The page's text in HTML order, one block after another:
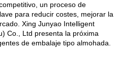
un proceso de
para reducir costes, mejorar la
Xing Junyao Intelligent
Co., Ltd presenta la próxima
de embalaje tipo almohada.